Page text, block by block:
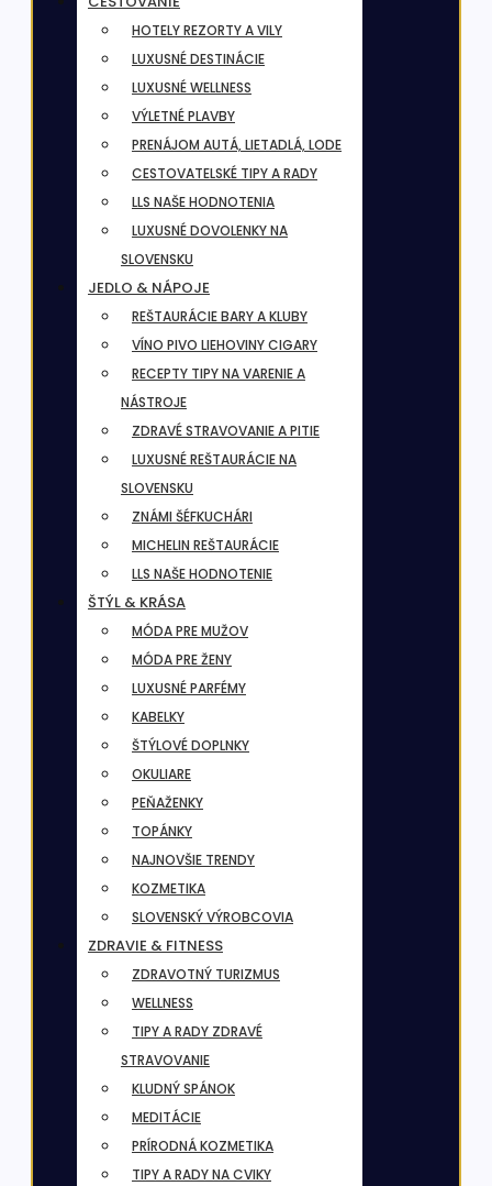
HOTELY REZORTY A VILY
LUXUSNÉ DESTINÁCIE
LUXUSNÉ WELLNESS
VÝLETNÉ PLAVBY
PRENÁJOM AUTÁ, LIETADLÁ, LODE
CESTOVATELSKÉ TIPY A RADY
LLS NAŠE HODNOTENIA
LUXUSNÉ DOVOLENKY NA
SLOVENSKU
JEDLO & NÁPOJE
REŠTAURÁCIE BARY A KLUBY
VÍNO PIVO LIEHOVINY CIGARY
RECEPTY TIPY NA VARENIE A
NÁSTROJE
ZDRAVÉ STRAVOVANIE A PITIE
LUXUSNÉ REŠTAURÁCIE NA
SLOVENSKU
ZNÁMI ŠÉFKUCHÁRI
MICHELIN REŠTAURÁCIE
LLS NAŠE HODNOTENIE
ŠTÝL & KRÁSA
MÓDA PRE MUŽOV
MÓDA PRE ŽENY
LUXUSNÉ PARFÉMY
KABELKY
ŠTÝLOVÉ DOPLNKY
OKULIARE
PEŇAŽENKY
TOPÁNKY
NAJNOVŠIE TRENDY
KOZMETIKA
SLOVENSKÝ VÝROBCOVIA
ZDRAVIE & FITNESS
ZDRAVOTNÝ TURIZMUS
WELLNESS
TIPY A RADY ZDRAVÉ
STRAVOVANIE
KLUDNÝ SPÁNOK
MEDITÁCIE
PRÍRODNÁ KOZMETIKA
TIPY A RADY NA CVIKY